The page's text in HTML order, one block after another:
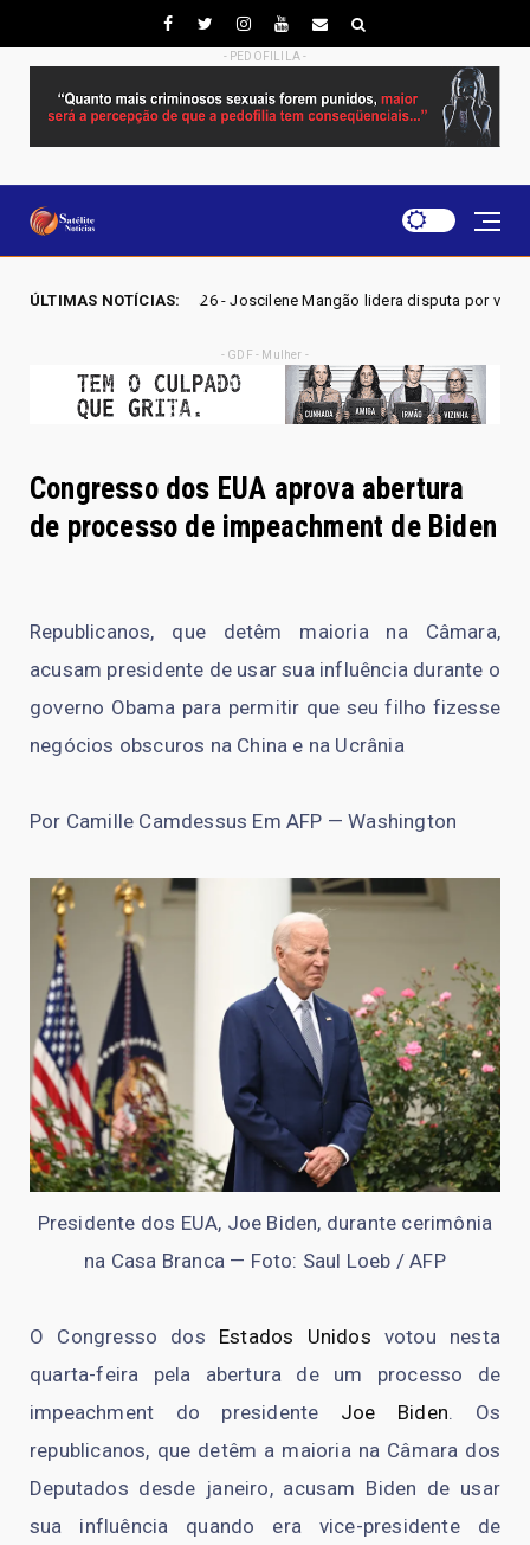
- PEDOFILILA -
ÚLTIMAS NOTÍCIAS:
GO 2026 - Joscilene Mangão lidera disputa por vaga na Alego em
- GDF - Mulher -
Congresso dos EUA aprova abertura
de processo de impeachment de Biden
Republicanos, que detêm maioria na Câmara,
acusam presidente de usar sua influência durante o
governo Obama para permitir que seu filho fizesse
negócios obscuros na China e na Ucrânia
Por Camille Camdessus Em AFP — Washington
Presidente dos EUA, Joe Biden, durante cerimônia
na Casa Branca — Foto: Saul Loeb / AFP
O Congresso dos Estados Unidos votou nesta
quarta-feira pela abertura de um processo de
impeachment do presidente Joe Biden. Os
republicanos, que detêm a maioria na Câmara dos
Deputados desde janeiro, acusam Biden de usar
sua influência quando era vice-presidente de